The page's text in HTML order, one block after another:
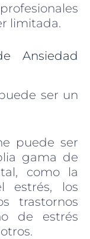
limitada.
Ansiedad
ser un
puede ser
gama de
como la
estrés, los
trastornos
de estrés